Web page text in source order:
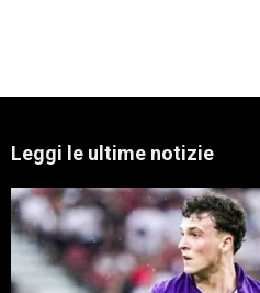
Leggi le ultime notizie